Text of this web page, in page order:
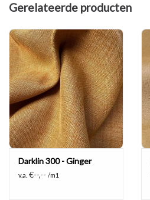
Gerelateerde producten
Darklin 300 - Ginger
v.a. €--,-- /m1